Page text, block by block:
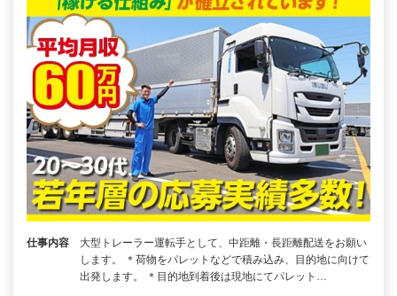
仕事内容
大型トレーラー運転手として、中距離・長距離配送をお願い
します。 ＊荷物をパレットなどで積み込み、目的地に向けて
出発します。 ＊目的地到着後は現地にてパレット…